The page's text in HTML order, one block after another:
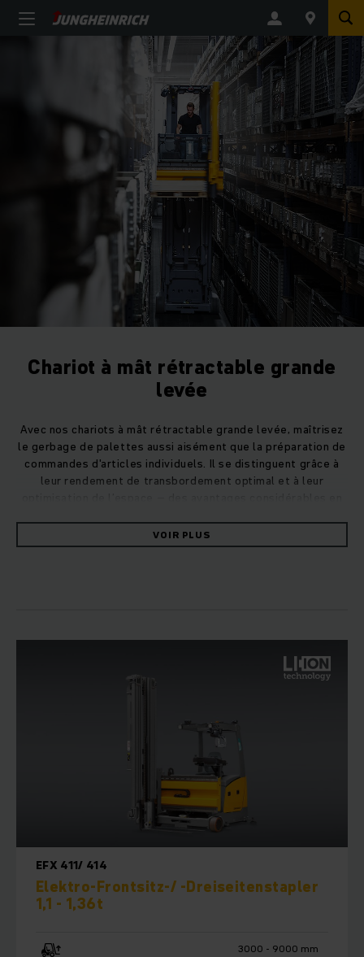
Chariot à mât rétractable grande
levée
Avec nos chariots à mât rétractable grande levée, maîtrisez
le gerbage de palettes aussi aisément que la préparation de
commandes d'articles individuels. Il se distinguent grâce à
leur rendement de transbordement optimal et à leur
de la diversité croissante d'articles.
transport sans cariste (FTF). Utilisez-les en combinaison
avec des logiciels intelligents pour garantir la compétitivité
atteindre un niveau d’efficacité inégalé. En tant que
partenaire d'automatisation compétent, nous planifions et
réalisons le système de transport sans cariste (AGV) adapté
à vos besoins, qui vous permettra d'augmenter
automatiquement la rentabilité de votre entrepôt.
VOIR PLUS
EFX 411/ 414
Elektro-Frontsitz-/ -Dreiseitenstapler
1,1 - 1,36t
3000 - 9000 mm